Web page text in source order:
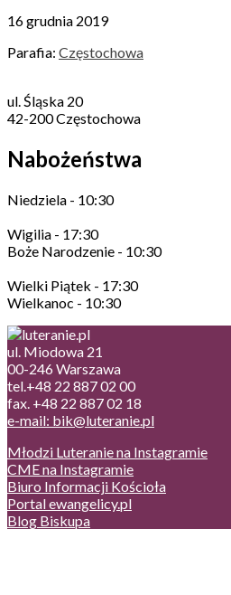
16 grudnia 2019
Parafia: Częstochowa
ul. Śląska 20
42-200 Częstochowa
Nabożeństwa
Niedziela - 10:30
Wigilia - 17:30
Boże Narodzenie - 10:30
Wielki Piątek - 17:30
Wielkanoc - 10:30
ul. Miodowa 21
00-246 Warszawa
tel.+48 22 887 02 00
fax. +48 22 887 02 18
e-mail: bik@luteranie.pl
Młodzi Luteranie na Instagramie
CME na Instagramie
Biuro Informacji Kościoła
Portal ewangelicy.pl
Blog Biskupa